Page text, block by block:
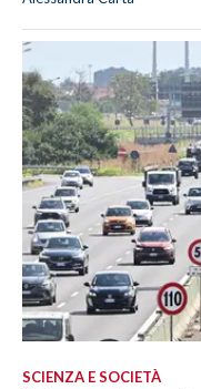
SCIENZA E SOCIETÀ